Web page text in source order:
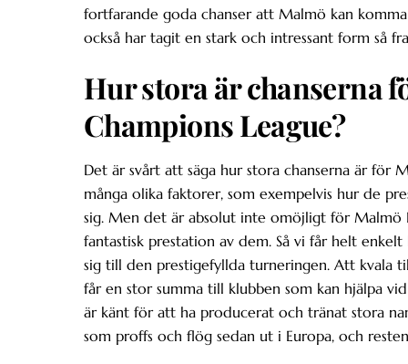
fortfarande goda chanser att Malmö kan
också har tagit en stark och intressant form så
Hur stora är chanserna
Champions League?
Det är svårt att säga hur stora chanserna är för
många olika faktorer, som exempelvis hur de
sig. Men det är absolut inte omöjligt för Malmö
fantastisk prestation av dem. Så vi får helt
sig till den prestigefyllda turneringen. Att kvala
får en stor summa till klubben som kan hjälpa
är känt för att ha producerat och tränat stora
som proffs och flög sedan ut i Europa, och